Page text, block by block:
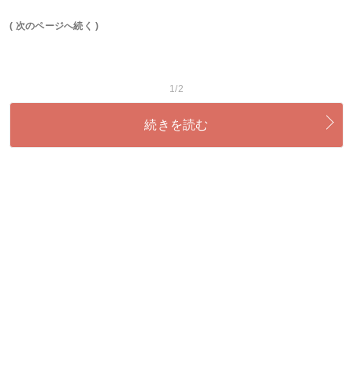
( 次のページへ続く )
1/2
続きを読む